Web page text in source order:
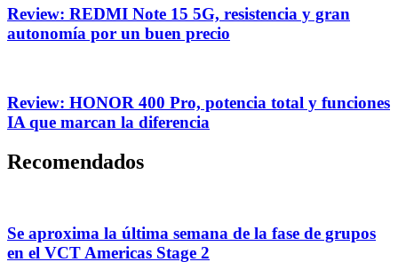
Review: REDMI Note 15 5G, resistencia y gran
autonomía por un buen precio
Review: HONOR 400 Pro, potencia total y funciones
IA que marcan la diferencia
Recomendados
Se aproxima la última semana de la fase de grupos
en el VCT Americas Stage 2